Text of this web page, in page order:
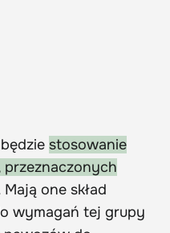
stosowanie
Mają one skład
wymagań tej grupy